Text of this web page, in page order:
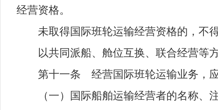
经营资格。
未取得国际班轮运输经营资格的，不得
以共同派船、舱位互换、联合经营等方
第十一条 经营国际班轮运输业务，应
（一）国际船舶运输经营者的名称、